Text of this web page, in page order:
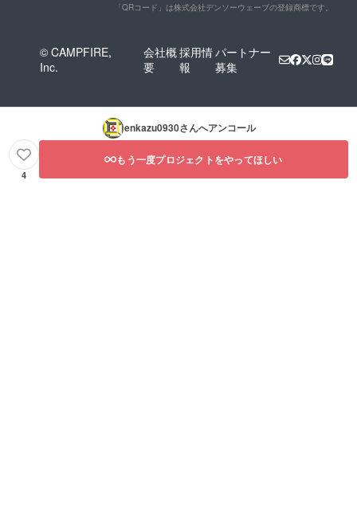
「QRコード」は株式会社デンソーウェーブの登録商標です。
© CAMPFIRE,
Inc.
会社概
要
採用情
報
パートナー
募集
enkazu0930さんへアンコール
4
もう一度プロジェクトをやってほしい